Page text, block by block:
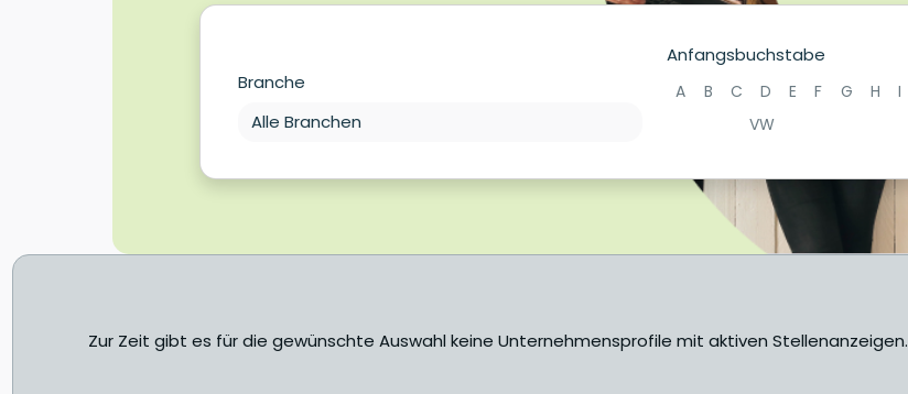
Branche
Anfangsbuchstabe
A B C D E F G H I
VW
Zur Zeit gibt es für die gewünschte Auswahl keine Unternehmensprofile mit aktiven Stellenanzeigen.